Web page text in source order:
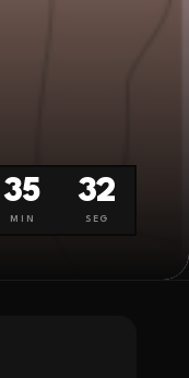
35
MIN
30
SEG